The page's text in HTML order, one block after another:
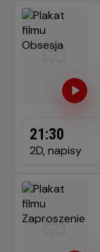
21:30
2D, napisy